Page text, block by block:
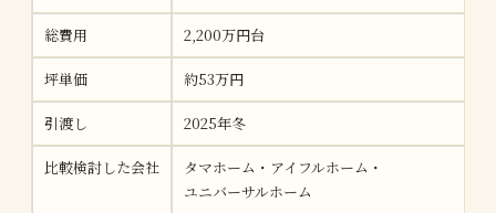
総費用 2,200万円台
坪単価 約53万円
引渡し 2025年冬
比較検討した会社
タマホーム・アイフルホーム・
ユニバーサルホーム